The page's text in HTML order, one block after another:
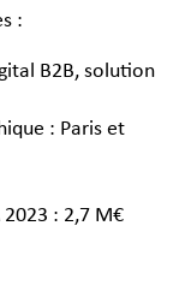
:
B2B, solution
: Paris et
2023 : 2,7 M€